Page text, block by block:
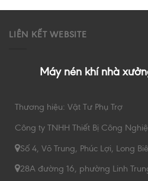
LIÊN KẾT WEBSITE
Máy nén khí nhà
Thương hiệu: Vật Tư Phụ Trợ
Công ty TNHH Thiết Bị Công
Số 4, Võ Trung, Phúc Lợi, Long
28A đường 16, phường Linh